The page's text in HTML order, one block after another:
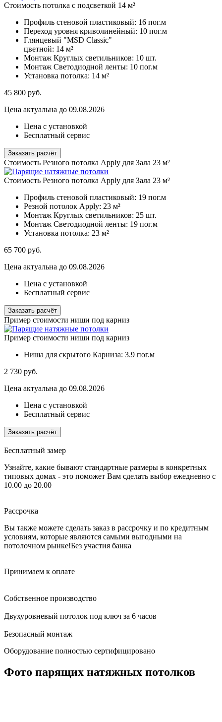
Стоимость потолка с подсветкой 14 м²
Профиль стеновой пластиковый: 16 пог.м
Переход уровня криволинейный: 10 пог.м
Глянцевый "MSD Classic"
цветной: 14 м²
Монтаж Круглых светильников: 10 шт.
Монтаж Светодиодной ленты: 10 пог.м
Установка потолка: 14 м²
45 800 руб.
Цена актуальна до 09.08.2026
Цена с установкой
Бесплатный сервис
Заказать расчёт
Стоимость Резного потолка Apply для Зала 23 м²
Стоимость Резного потолка Apply для Зала 23 м²
Профиль стеновой пластиковый: 19 пог.м
Резной потолок Apply: 23 м²
Монтаж Круглых светильников: 25 шт.
Монтаж Светодиодной ленты: 19 пог.м
Установка потолка: 23 м²
65 700 руб.
Цена актуальна до 09.08.2026
Цена с установкой
Бесплатный сервис
Заказать расчёт
Пример стоимости ниши под карниз
Пример стоимости ниши под карниз
Ниша для скрытого Карниза: 3.9 пог.м
2 730 руб.
Цена актуальна до 09.08.2026
Цена с установкой
Бесплатный сервис
Заказать расчёт
Бесплатный замер
Узнайте, какие бывают стандартные размеры в конкретных
типовых домах - это поможет Вам сделать выбор ежедневно с
10.00 до 20.00
Рассрочка
Вы также можете сделать заказ в рассрочку и по кредитным
условиям, которые являются самыми выгодными на
потолочном рынке!Без участия банка
Принимаем к оплате
Собственное производство
Двухуровневый потолок под ключ за 6 часов
Безопасный монтаж
Оборудование полностью сертифицировано
Фото парящих натяжных потолков